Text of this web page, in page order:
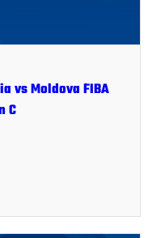
vs Moldova FIBA
C